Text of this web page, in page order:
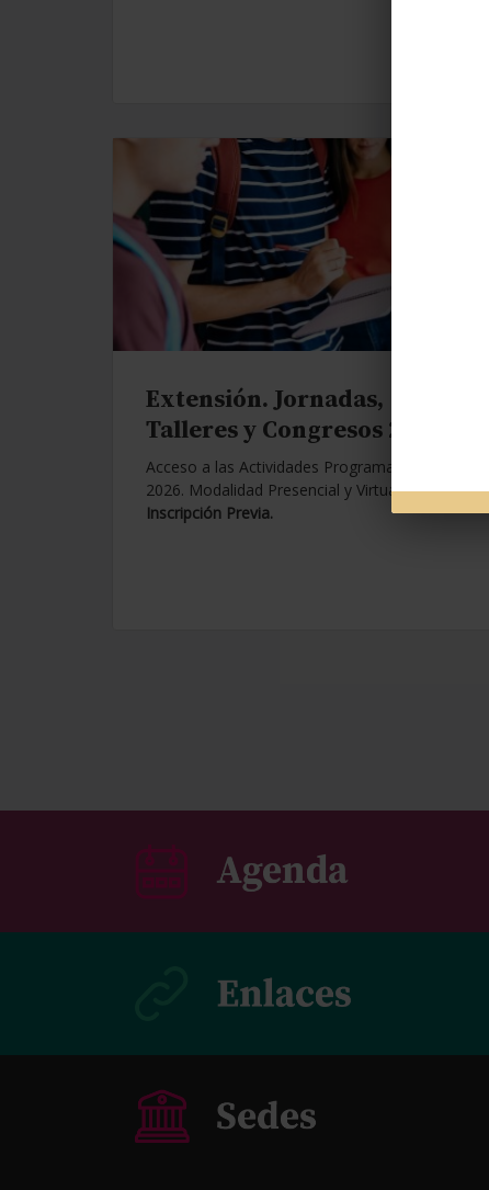
Extensión. Jornadas,
Talleres y Congresos 2026.
Acceso a las Actividades Programadas para
2026. Modalidad Presencial y Virtual.Con
Inscripción Previa.